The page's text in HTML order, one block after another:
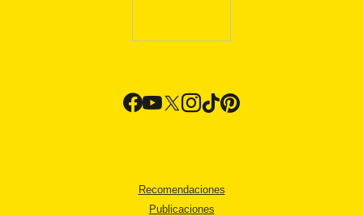
Recomendaciones
Publicaciones